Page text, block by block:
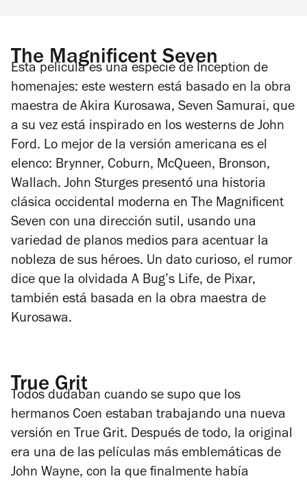
The Magnificent Seven
Esta película es una especie de Inception de
homenajes: este western está basado en la obra
maestra de Akira Kurosawa, Seven Samurai, que
a su vez está inspirado en los westerns de John
Ford. Lo mejor de la versión americana es el
elenco: Brynner, Coburn, McQueen, Bronson,
Wallach. John Sturges presentó una historia
clásica occidental moderna en The Magnificent
Seven con una dirección sutil, usando una
variedad de planos medios para acentuar la
nobleza de sus héroes. Un dato curioso, el rumor
dice que la olvidada A Bug’s Life, de Pixar,
también está basada en la obra maestra de
Kurosawa.
True Grit
Todos dudaban cuando se supo que los
hermanos Coen estaban trabajando una nueva
versión en True Grit. Después de todo, la original
era una de las películas más emblemáticas de
John Wayne, con la que finalmente había